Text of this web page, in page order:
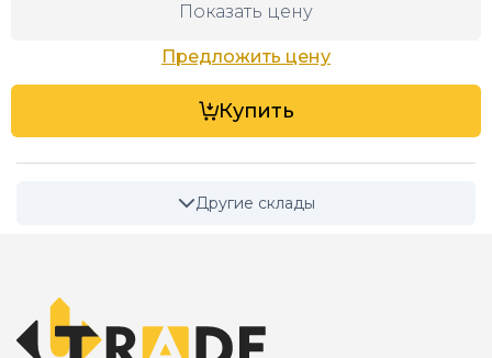
Показать цену
Предложить цену
Купить
Другие склады